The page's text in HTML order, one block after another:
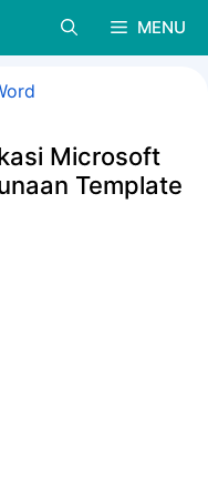
MENU
Microsoft
Template